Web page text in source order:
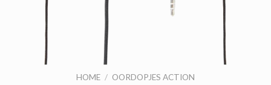
HOME / OORDOPJES ACTION